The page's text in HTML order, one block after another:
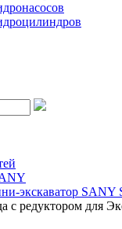
экскаватор SANY
с редуктором для